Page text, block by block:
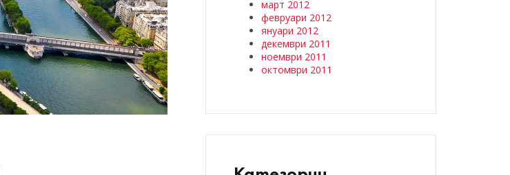
март 2012
февруари 2012
януари 2012
декември 2011
ноември 2011
октомври 2011